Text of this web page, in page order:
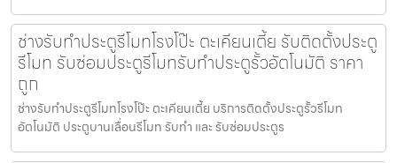
ช่างรับทำประตูรีโมทโรงโป๊ะ ตะเคียนเตี้ย รับติดตั้งประตู
รีโมท รับซ่อมประตูรีโมทรับทำประตูรั้วอัตโนมัติ ราคา
ถูก
ช่างรับทำประตูรีโมทโรงโป๊ะ ตะเคียนเตี้ย บริการติดตั้งประตูรั้วรีโมท
อัตโนมัติ ประตูบานเลื่อนรีโมท รับทำ และ รับซ่อมประตูร